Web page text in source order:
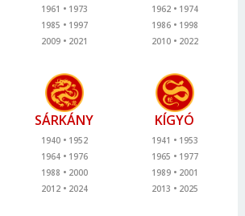
1961
1973
1985
1997
2009
2021
1962
1974
1986
1998
2010
2022
SÁRKÁNY
1940
1952
1964
1976
1988
2000
2012
2024
KÍGYÓ
1941
1953
1965
1977
1989
2001
2013
2025